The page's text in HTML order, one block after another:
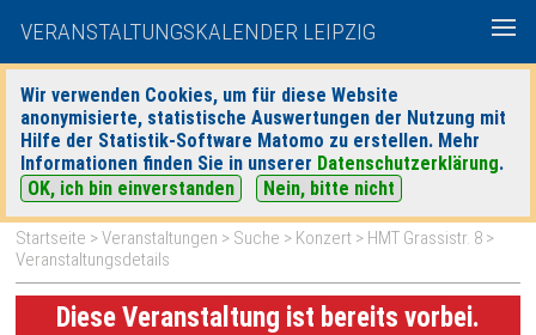
VERANSTALTUNGSKALENDER LEIPZIG
Wir verwenden Cookies, um für diese Website
anonymisierte, statistische Auswertungen der Nutzung mit
Hilfe der Statistik-Software Matomo zu erstellen. Mehr
Informationen finden Sie in unserer Datenschutzerklärung.
OK, ich bin einverstanden
Nein, bitte nicht
heute|morgen| Detaillierte Suche
Startseite >Veranstaltungen > Suche > Konzert > HMT Grassistr. 8 >
Veranstaltungsdetails
Diese Veranstaltung ist bereits vorbei.